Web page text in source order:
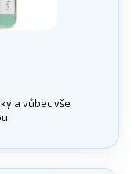
a vůbec vše